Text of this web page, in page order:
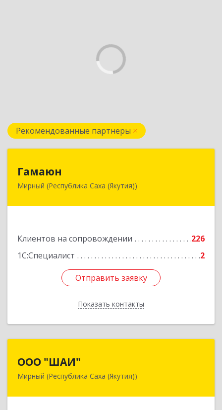
Рекомендованные партнеры
Гамаюн
Мирный (Республика Саха (Якутия))
Клиентов на сопровождении
226
1С:Специалист
2
Отправить заявку
Показать контакты
678170, Саха /Якутия/ Респ, Мирнинский у,
Подробнее
Отправить заявку
Назад
ООО "ШАИ"
Мирный (Республика Саха (Якутия))
678175, Республика Саха (Якутия), у.